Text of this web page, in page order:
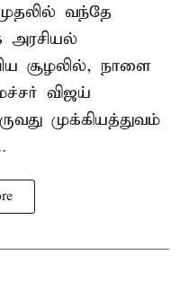
வந்தே
அரசியல்
சூழலில், நாளை
விஜய்
முக்கியத்துவம்